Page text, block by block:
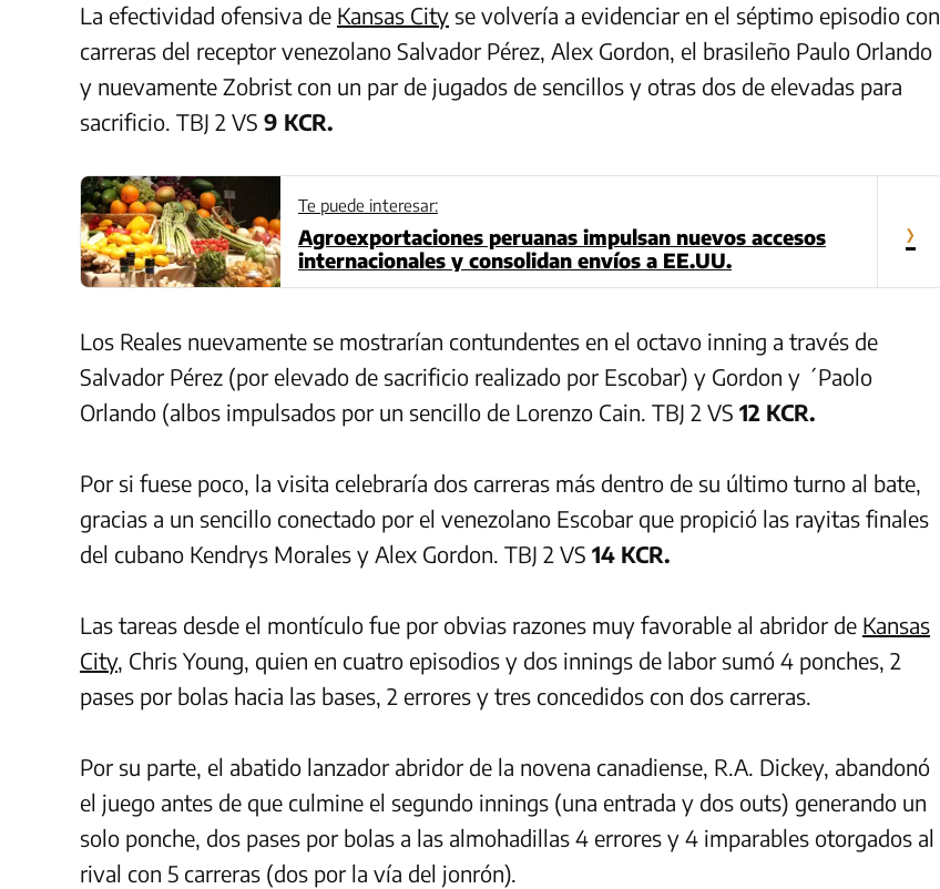
La efectividad ofensiva de Kansas City se volvería a evidenciar en el séptimo episodio con
carreras del receptor venezolano Salvador Pérez, Alex Gordon, el brasileño Paulo Orlando
y nuevamente Zobrist con un par de jugados de sencillos y otras dos de elevadas para
sacrificio. TBJ 2 VS 9 KCR.
Te puede interesar:
Agroexportaciones peruanas impulsan nuevos accesos
internacionales y consolidan envíos a EE.UU.
›
Los Reales nuevamente se mostrarían contundentes en el octavo inning a través de
Salvador Pérez (por elevado de sacrificio realizado por Escobar) y Gordon y ´Paolo
Orlando (albos impulsados por un sencillo de Lorenzo Cain. TBJ 2 VS 12 KCR.
Por si fuese poco, la visita celebraría dos carreras más dentro de su último turno al bate,
gracias a un sencillo conectado por el venezolano Escobar que propició las rayitas finales
del cubano Kendrys Morales y Alex Gordon. TBJ 2 VS 14 KCR.
Las tareas desde el montículo fue por obvias razones muy favorable al abridor de Kansas
City, Chris Young, quien en cuatro episodios y dos innings de labor sumó 4 ponches, 2
pases por bolas hacia las bases, 2 errores y tres concedidos con dos carreras.
Por su parte, el abatido lanzador abridor de la novena canadiense, R.A. Dickey, abandonó
el juego antes de que culmine el segundo innings (una entrada y dos outs) generando un
solo ponche, dos pases por bolas a las almohadillas 4 errores y 4 imparables otorgados al
rival con 5 carreras (dos por la vía del jonrón).